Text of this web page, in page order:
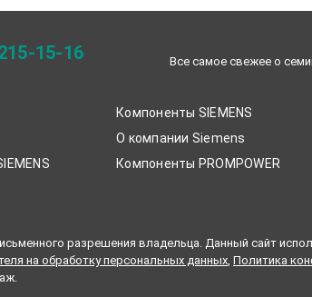
15-16 Все самое свежее о
Компоненты SIEMENS
О компании Siemens
Компоненты PROMPOWER
разрешения владельца. Данный сайт
на обработку персональных данных, Политика